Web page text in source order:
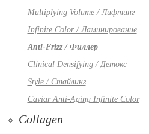
Multiplying Volume / Лифтинг
Infinite Color / Ламинирование
Anti-Frizz / Филлер
Clinical Densifying / Детокс
Style / Стайлинг
Caviar Anti-Aging Infinite Color
Collagen